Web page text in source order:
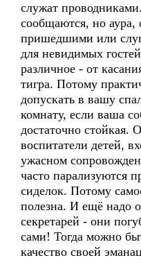
служат
сообщаются, но аура,
пришедшими или
для невидимых
различное - от
тигра. Потому
допускать в вашу
комнату, если ваша
достаточно стойкая.
воспитатели детей,
ужасном
часто парализуются
сиделок. Потому
полезна. И ещё надо
секретарей - они
сами! Тогда можно
качество своей